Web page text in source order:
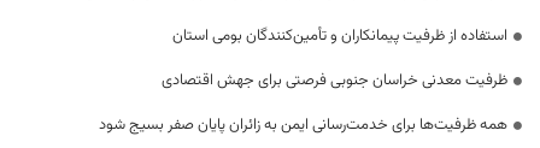
استفاده از ظرفیت پیمانکاران و تأمین‌کنندگان بومی استان
ظرفیت معدنی خراسان جنوبی فرصتی برای جهش اقتصادی
همه ظرفیت‌ها برای خدمت‌رسانی ایمن به زائران پایان صفر بسیج شود